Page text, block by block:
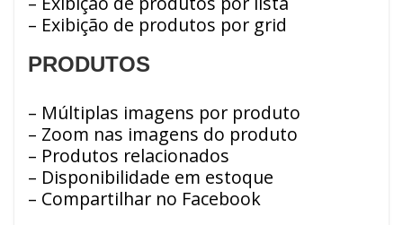
– Exibição de produtos por grid
PRODUTOS
– Múltiplas imagens por produto
– Zoom nas imagens do produto
– Produtos relacionados
– Disponibilidade em estoque
– Compartilhar no Facebook